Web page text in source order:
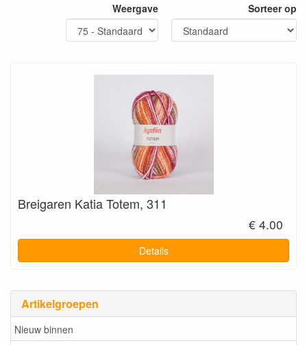
Artikelgroepen
Nieuw binnen
Weergave Sorteer op
Breigaren Katia Totem, 311
€ 4.00
Details